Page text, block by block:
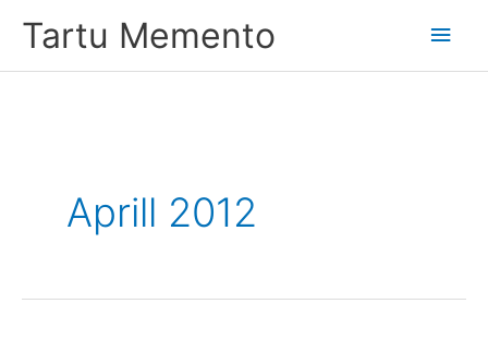
Tartu Memento
Main
Aprill 2012